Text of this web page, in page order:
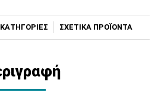
ΣΧΕΤΙΚΑ ΠΡΟΪΟΝΤΑ